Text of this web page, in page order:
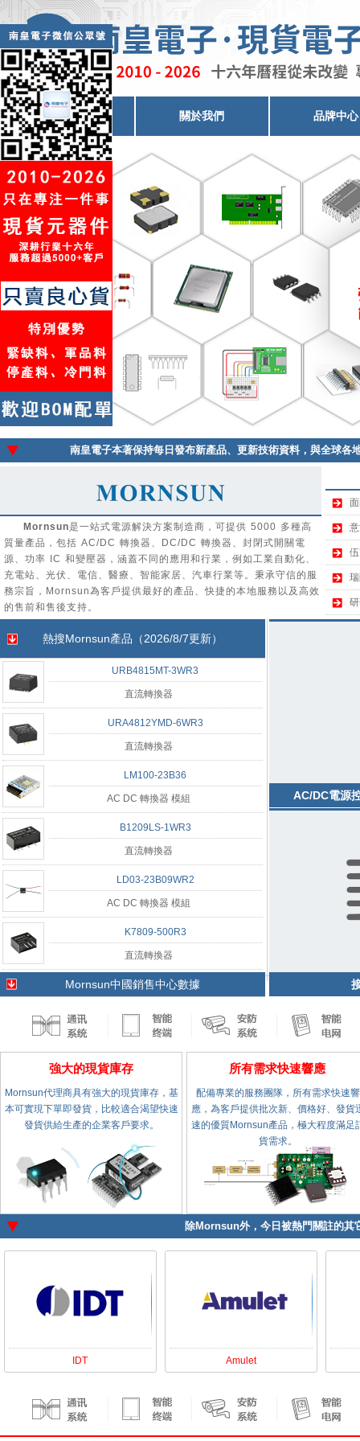
電子元器件代理 關於我們 品牌中心
南皇電子本著保持每日發布新產品、更新技術資料，與全球各
Mornsun是一站式電源解決方案制造商，可提供 5000 多種高
質量產品，包括 AC/DC 轉換器、DC/DC 轉換器、封閉式開關電
源、功率 IC 和變壓器，涵蓋不同的應用和行業，例如工業自動化、
充電站、光伏、電信、醫療、智能家居、汽車行業等。秉承守信的服
務宗旨，Mornsun為客戶提供最好的產品、快捷的本地服務以及高效
的售前和售後支持。
熱搜Mornsun產品（2026/8/7更新）
URB4815MT-3WR3
直流轉換器
URA4812YMD-6WR3
直流轉換器
LM100-23B36
AC DC 轉換器 模組
B1209LS-1WR3
直流轉換器
LD03-23B09WR2
AC DC 轉換器 模組
K7809-500R3
直流轉換器
Mornsun中國銷售中心數據
AC/DC電源
強大的現貨庫存
Mornsun代理商具有強大的現貨庫存，基
本可實現下單即發貨，比較適合渴望快速
發貨供給生產的企業客戶要求。
所有需求快速響應
配備專業的服務團隊，所有需求快速響
應，為客戶提供批次新、價格好、發貨
速的優質Mornsun產品，極大程度滿足
貨需求。
除Mornsun外，今日被熱門關註的其
IDT Amulet